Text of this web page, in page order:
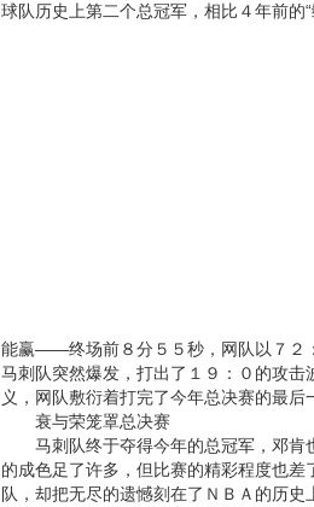
球队历史上第二个总冠军，相比４年前的
能赢——终场前８分５５秒，网队以７２
马刺队突然爆发，打出了１９：０的攻
义，网队敷衍着打完了今年总决赛的最后
衰与荣笼罩总决赛
马刺队终于夺得今年的总冠军，邓肯
的成色足了许多，但比赛的精彩程度也
队，却把无尽的遗憾刻在了ＮＢＡ的历史